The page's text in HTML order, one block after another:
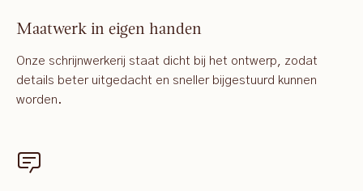
Maatwerk in eigen handen
Onze schrijnwerkerij staat dicht bij het ontwerp, zodat
details beter uitgedacht en sneller bijgestuurd kunnen
worden.